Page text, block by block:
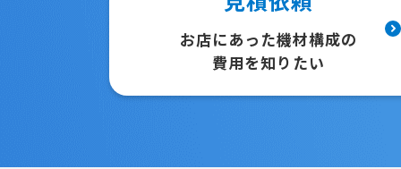
お店にあった機材構成の
費用を知りたい